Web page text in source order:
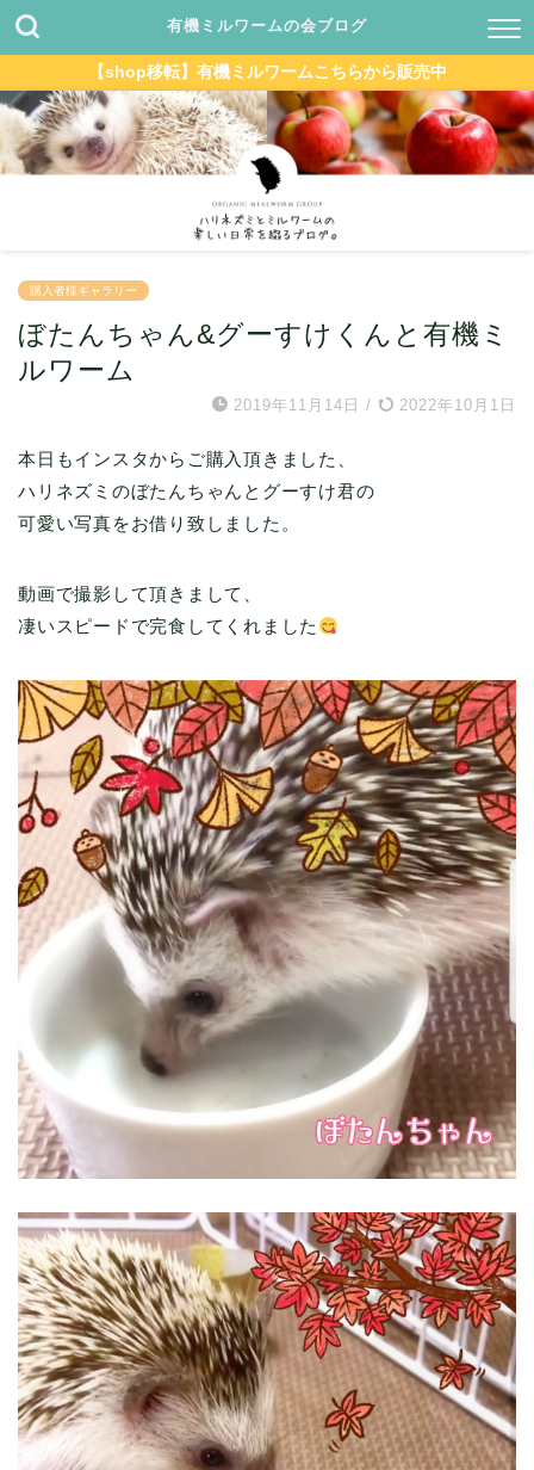
有機ミルワームの会ブログ
【shop移転】有機ミルワームこちらから販売中
購入者様ギャラリー
ぼたんちゃん&グーすけくんと有機ミ
ルワーム
2019年11月14日 / 2022年10月1日
本日もインスタからご購入頂きました、
ハリネズミのぼたんちゃんとグーすけ君の
可愛い写真をお借り致しました。
動画で撮影して頂きまして、
凄いスピードで完食してくれました